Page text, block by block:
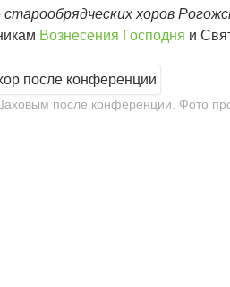
старообрядческих хоров
Вознесения Господня и
после конференции. Фото